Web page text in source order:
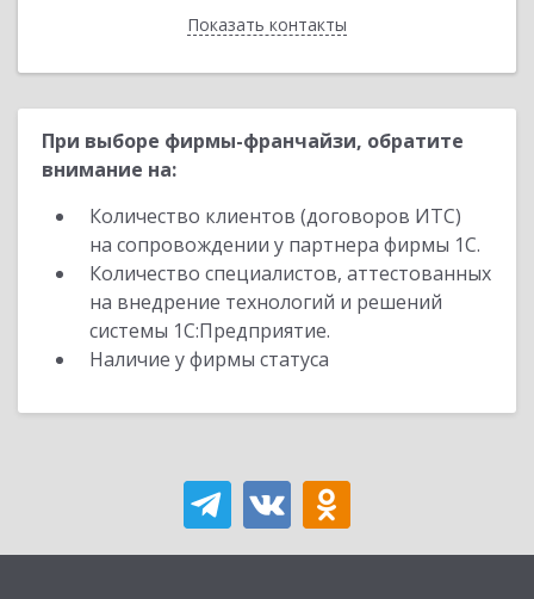
Показать контакты
Назад
При выборе фирмы-франчайзи, обратите
внимание на:
Количество клиентов (договоров ИТС)
на сопровождении у партнера фирмы 1С.
Количество специалистов, аттестованных
на внедрение технологий и решений
системы 1С:Предприятие.
Наличие у фирмы статуса